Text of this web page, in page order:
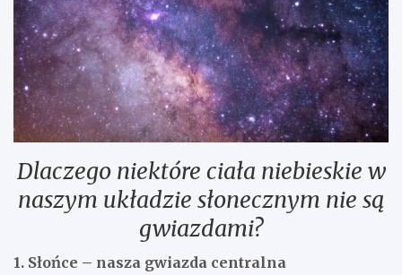
Dlaczego niektóre ciała niebieskie w
naszym układzie słonecznym nie są
gwiazdami?
1. Słońce – nasza gwiazda centralna